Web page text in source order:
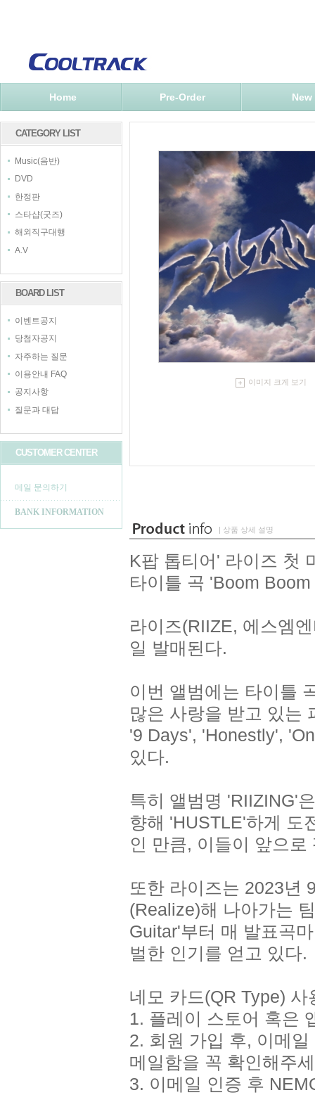
Home Pre-Order New
CATEGORY LIST
Music(음반)
DVD
한정판
스타샵(굿즈)
해외직구대행
A.V
BOARD LIST
이벤트공지
당첨자공지
자주하는 질문
이용안내 FAQ
공지사항
질문과 대답
CUSTOMER CENTER
메일 문의하기
BANK INFORMATION
이미지 크게 보기
| 상품 상세 설명
K팝 톱티어' 라이즈 첫
타이틀 곡 'Boom
라이즈(RIIZE, 에스엠
일 발매된다.
이번 앨범에는 타이틀
많은 사랑을 받고 있는
'9 Days', 'Honestly',
있다.
특히 앨범명 'RIIZING'
향해 'HUSTLE'하게 도
인 만큼, 이들이 앞으
또한 라이즈는 2023년
(Realize)해 나아가는
Guitar'부터 매 발표곡
벌한 인기를 얻고 있다.
네모 카드(QR Type) 사
1. 플레이 스토어 혹은
2. 회원 가입 후, 이메
메일함을 꼭 확인해주
3. 이메일 인증 후